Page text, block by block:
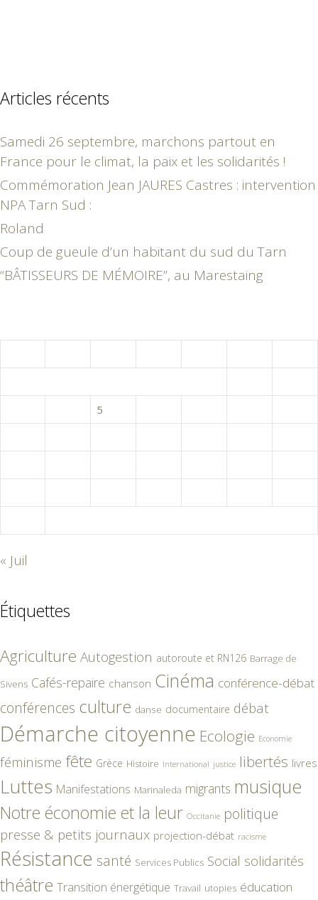
Articles récents
Samedi 26 septembre, marchons partout en
France pour le climat, la paix et les solidarités !
Commémoration Jean JAURES Castres : intervention
NPA Tarn Sud :
Roland
Coup de gueule d’un habitant du sud du Tarn
“BÂTISSEURS DE MÉMOIRE”, au Marestaing
5
« Juil
Étiquettes
Agriculture Autogestion autoroute et RN126 Barrage de
Sivens Cafés-repaire chanson Cinéma conférence-débat
conférences culture danse documentaire débat
Démarche citoyenne Ecologie Economie
féminisme fête Grèce Histoire International justice libertés livres
Luttes Manifestations Marinaleda migrants musique
Notre économie et la leur Occitanie politique
presse & petits journaux projection-débat racisme
Résistance santé Services Publics Social solidarités
théâtre Transition énergétique Travail utopies éducation